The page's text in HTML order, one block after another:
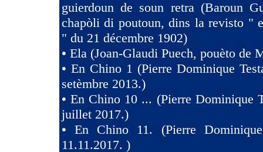
guierdoun de soun retra (Baroun
chapòli di poutoun, dins la revisto "
" du 21 décembre 1902)
• Ela (Joan-Glaudi Puech, pouèto de
• En Chino 1 (Pierre Dominique
setèmbre 2013.)
•En Chino 10 ... (Pierre Dominique
juillet 2017.)
•En Chino 11. (Pierre
11.11.2017. )